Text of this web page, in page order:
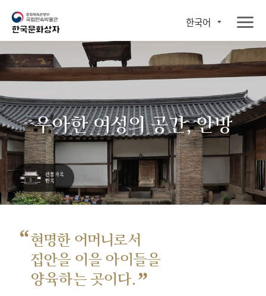
한국어
우아한 여성의 공간, 안방
“현명한 어머니로서
집안을 이을 아이들을
양육하는 곳이다. ”